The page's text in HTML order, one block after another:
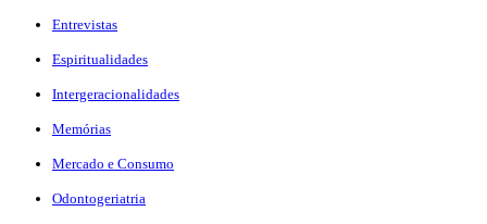
Entrevistas
Espiritualidades
Intergeracionalidades
Memórias
Mercado e Consumo
Odontogeriatria